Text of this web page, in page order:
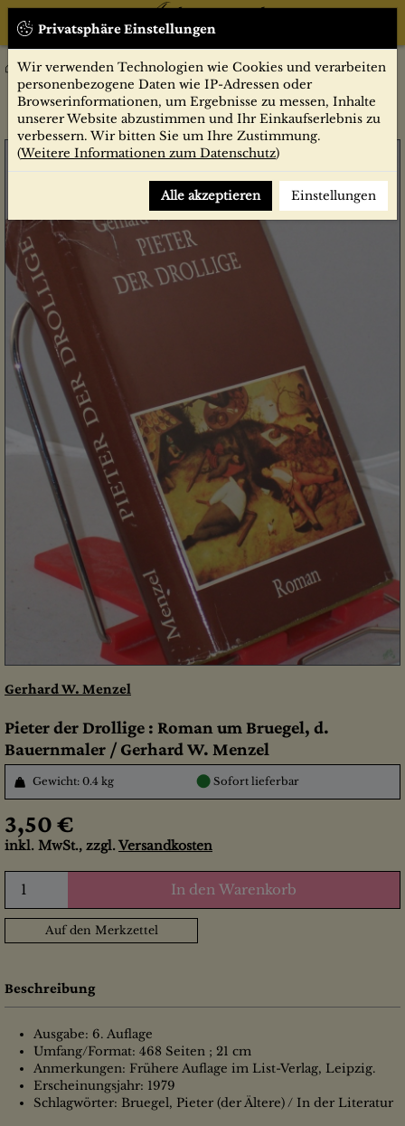
Privatsphäre Einstellungen
Wir verwenden Technologien wie Cookies und verarbeiten
personenbezogene Daten wie IP-Adressen oder
Browserinformationen, um Ergebnisse zu messen, Inhalte
unserer Website abzustimmen und Ihr Einkaufserlebnis zu
verbessern. Wir bitten Sie um Ihre Zustimmung.
(Weitere Informationen zum Datenschutz)
Alle akzeptieren Einstellungen
Belletristik
Pieter der Drollige : Roman um Bruegel, d. Bauernmaler /
Gerhard W. Menzel
Gerhard W. Menzel
Pieter der Drollige : Roman um Bruegel, d.
Bauernmaler / Gerhard W. Menzel
Gewicht: 0.4 kg ● Sofort lieferbar
3,50 €
inkl. MwSt., zzgl. Versandkosten
In den Warenkorb
Auf den Merkzettel
Beschreibung
Ausgabe: 6. Auflage
Umfang/Format: 468 Seiten ; 21 cm
Anmerkungen: Frühere Auflage im List-Verlag, Leipzig.
Erscheinungsjahr: 1979
Schlagwörter: Bruegel, Pieter (der Ältere) / In der Literatur